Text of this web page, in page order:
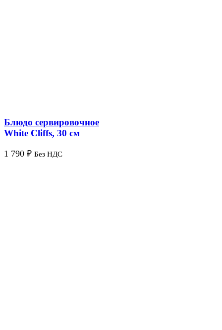
Блюдо сервировочное
White Cliffs, 30 см
1 790 ₽ Без НДС